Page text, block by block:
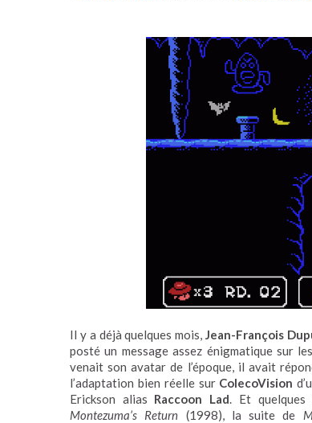
Il y a déjà quelques mois, Jean-François
posté un message assez énigmatique sur
venait son avatar de l’époque, il avait
l’adaptation bien réelle sur ColecoVision
Erickson alias Raccoon Lad. Et quelques
Montezuma’s Return (1998), la suite de